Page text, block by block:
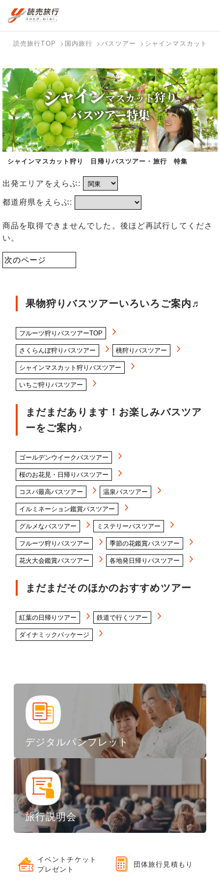
国内旅行トップ
探す
を探す
（ブーケ）
を探す
クパッケー
ジを探す
ホテル・宿
を探す
国内特集か
ら探す
テーマから
探す
写真から探
す
海外旅行トップ
ら探す
探す
航空券+宿泊
フリーワード
検索する
読売旅行TOP 国内旅行 バスツアー シャインマスカット狩
シャインマスカット狩り 日帰りバスツアー・旅行 特集
出発エリアをえらぶ:
都道府県をえらぶ:
商品を取得できませんでした。後ほど再試行してくださ
い。
次のページ
果物狩りバスツアーいろいろご案内♬
フルーツ狩りバスツアーTOP
さくらんぼ狩りバスツアー 桃狩りバスツアー
シャインマスカット狩りバスツアー
いちご狩りバスツアー
まだまだあります！お楽しみバスツア
ーをご案内♪
ゴールデンウイークバスツアー
桜のお花見・日帰りバスツアー
コスパ最高バスツアー 温泉バスツアー
イルミネーション鑑賞バスツアー
グルメなバスツアー ミステリーバスツアー
フルーツ狩りバスツアー 季節の花鑑賞バスツアー
花火大会鑑賞バスツアー 各地発日帰りバスツアー
まだまだそのほかのおすすめツアー
紅葉の日帰りツアー 鉄道で行くツアー
ダイナミックパッケージ
デジタルパンフレット
旅行説明会
イベントチケット
プレゼント
団体旅行見積もり